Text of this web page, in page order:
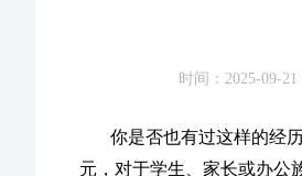
时间：2025-09-
你是否也有过这样的经
元，对于学生、家长或办公